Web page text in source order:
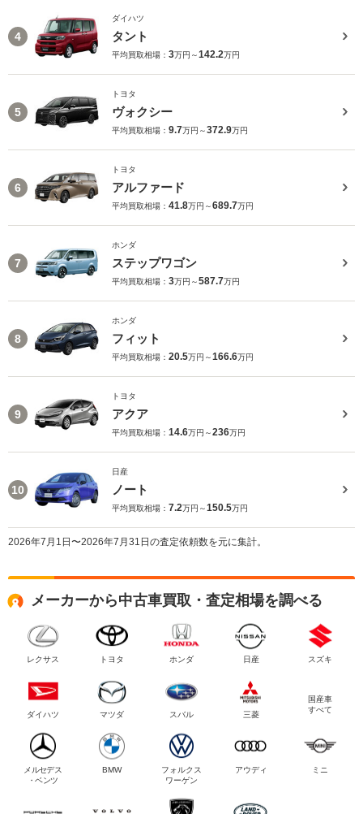
4
ダイハツ
タント
平均買取相場： 3万円～142.2万円
5
トヨタ
ヴォクシー
平均買取相場： 9.7万円～372.9万円
6
トヨタ
アルファード
平均買取相場： 41.8万円～689.7万円
7
ホンダ
ステップワゴン
平均買取相場： 3万円～587.7万円
8
ホンダ
フィット
平均買取相場： 20.5万円～166.6万円
9
トヨタ
アクア
平均買取相場： 14.6万円～236万円
10
日産
ノート
平均買取相場： 7.2万円～150.5万円
2026年7月1日〜2026年7月31日の査定依頼数を元に集計。
メーカーから中古車買取・査定相場を調べる
レクサス トヨタ ホンダ 日産 スズキ
ダイハツ マツダ スバル 三菱
国産車
すべて
メルセデス
・ベンツ
BMW
フォルクス
ワーゲン
アウディ ミニ